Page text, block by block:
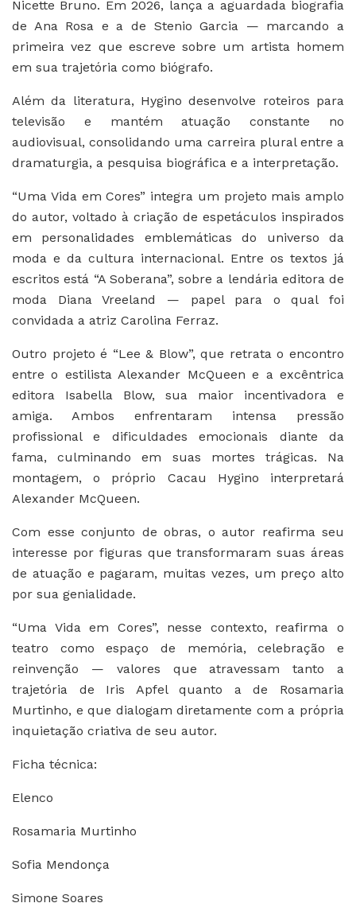
Nicette Bruno. Em 2026, lança a aguardada biografia
de Ana Rosa e a de Stenio Garcia — marcando a
primeira vez que escreve sobre um artista homem
em sua trajetória como biógrafo.
Além da literatura, Hygino desenvolve roteiros para
televisão e mantém atuação constante no
audiovisual, consolidando uma carreira plural entre a
dramaturgia, a pesquisa biográfica e a interpretação.
“Uma Vida em Cores” integra um projeto mais amplo
do autor, voltado à criação de espetáculos inspirados
em personalidades emblemáticas do universo da
moda e da cultura internacional. Entre os textos já
escritos está “A Soberana”, sobre a lendária editora de
moda Diana Vreeland — papel para o qual foi
convidada a atriz Carolina Ferraz.
Outro projeto é “Lee & Blow”, que retrata o encontro
entre o estilista Alexander McQueen e a excêntrica
editora Isabella Blow, sua maior incentivadora e
amiga. Ambos enfrentaram intensa pressão
profissional e dificuldades emocionais diante da
fama, culminando em suas mortes trágicas. Na
montagem, o próprio Cacau Hygino interpretará
Alexander McQueen.
Com esse conjunto de obras, o autor reafirma seu
interesse por figuras que transformaram suas áreas
de atuação e pagaram, muitas vezes, um preço alto
por sua genialidade.
“Uma Vida em Cores”, nesse contexto, reafirma o
teatro como espaço de memória, celebração e
reinvenção — valores que atravessam tanto a
trajetória de Iris Apfel quanto a de Rosamaria
Murtinho, e que dialogam diretamente com a própria
inquietação criativa de seu autor.
Ficha técnica:
Elenco
Rosamaria Murtinho
Sofia Mendonça
Simone Soares